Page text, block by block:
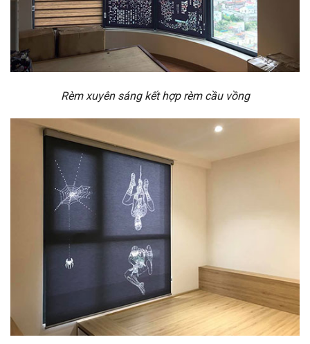
Rèm xuyên sáng kết hợp rèm cầu vồng